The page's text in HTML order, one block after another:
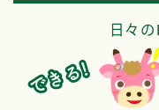
日々